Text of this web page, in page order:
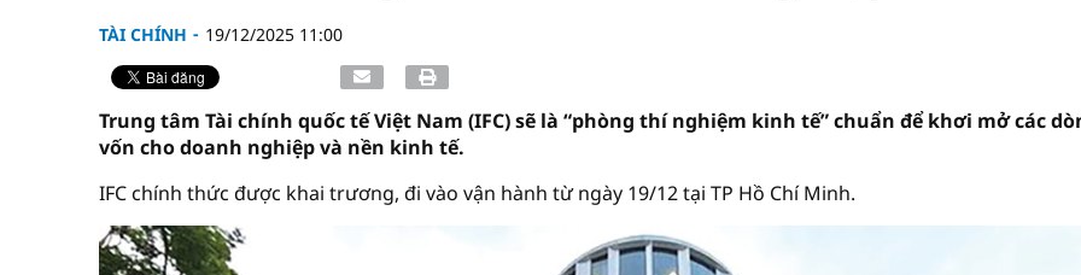
TÀI CHÍNH 19/12/2025 11:00
Trung tâm Tài chính quốc tế Việt Nam (IFC) sẽ là “phòng thí nghiệm kinh tế” chuẩn để khơi mở các
vốn cho doanh nghiệp và nền kinh tế.
IFC chính thức được khai trương, đi vào vận hành từ ngày 19/12 tại TP Hồ Chí Minh.